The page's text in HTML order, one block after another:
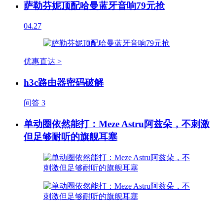
萨勒芬妮顶配哈曼蓝牙音响79元抢
04.27
优惠直达 >
h3c路由器密码破解
问答 3
单动圈依然能打：Meze Astru阿兹朵，不刺激
但足够耐听的旗舰耳塞